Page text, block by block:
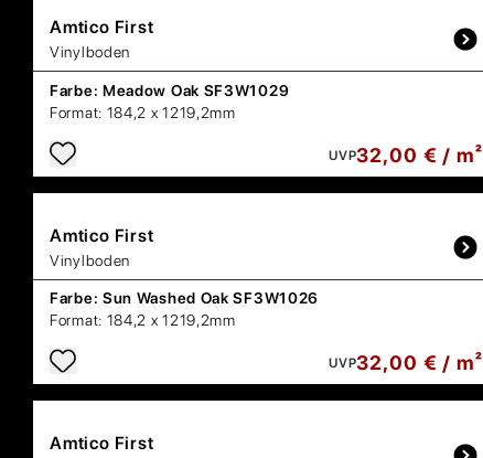
Amtico First
Vinylboden
Farbe: Meadow Oak SF3W1029
Format: 184,2 x 1219,2mm
UVP32,00 € / m²
Amtico First
Vinylboden
Farbe: Sun Washed Oak SF3W1026
Format: 184,2 x 1219,2mm
UVP32,00 € / m²
Amtico First